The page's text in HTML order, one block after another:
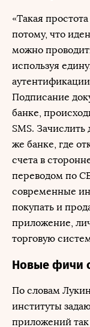
«Такая
потому, что
можно
используя
Подписание
банке,
SMS.
же банке, где
счета в
переводом по
современные
покупать и
приложение,
торговую
Новые фичи
По словам
институты
приложений